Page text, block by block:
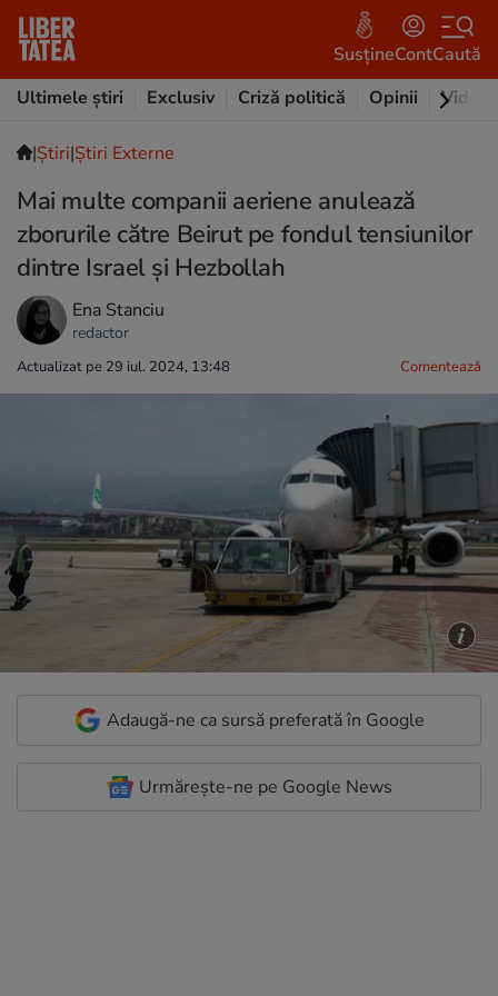
SusțineContCaută
Ultimele știri
Exclusiv Criză politică Opinii Video
|Ştiri|Știri Externe
Mai multe companii aeriene anulează
zborurile către Beirut pe fondul tensiunilor
dintre Israel și Hezbollah
Ena Stanciu
redactor
Actualizat pe 29 iul. 2024, 13:48 Comentează
Adaugă-ne ca sursă preferată în Google
Urmărește-ne pe Google News